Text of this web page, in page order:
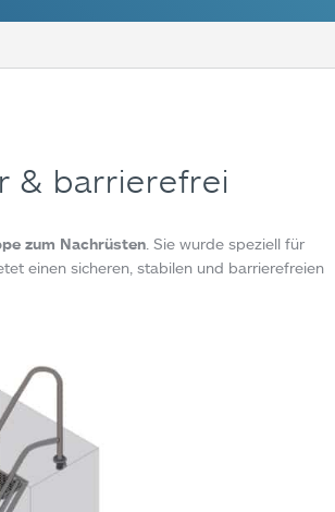
& barrierefrei
zum Nachrüsten. Sie wurde speziell für
einen sicheren, stabilen und barrierefreien